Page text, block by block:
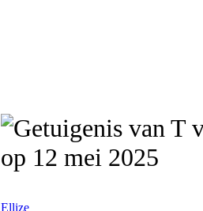
op 12 mei 2025
Ellize